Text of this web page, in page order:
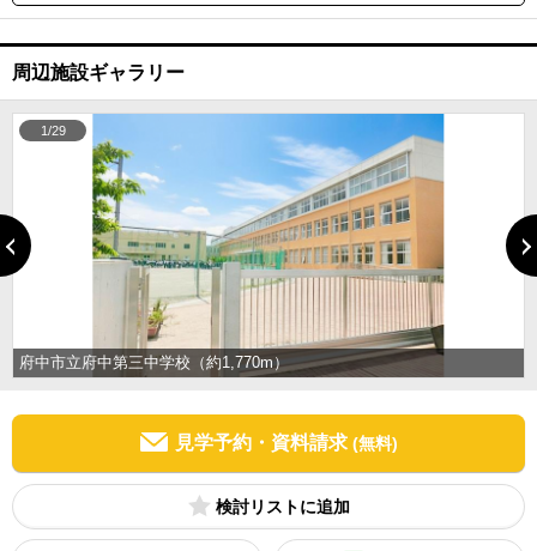
周辺施設ギャラリー
府中市立府中第三中学校（約1,770m）
1/29
見学予約・資料請求 (無料)
検討リスト